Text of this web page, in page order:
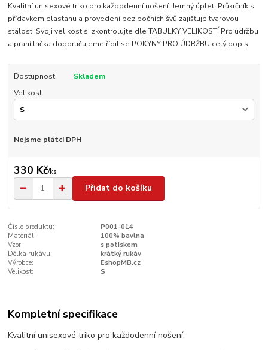
Kvalitní unisexové triko pro každodenní nošení. Jemný úplet. Průkrčník s
přídavkem elastanu a provedení bez bočních švů zajišťuje tvarovou
stálost. Svoji velikost si zkontrolujte dle TABULKY VELIKOSTÍ Pro údržbu
a praní trička doporučujeme řídit se POKYNY PRO ÚDRŽBU celý popis
Dostupnost
Skladem
Velikost
Nejsme plátci DPH
330 Kč/ks
Přidat do košíku
Číslo produktu:
P001-014
Materiál:
100% bavlna
Vzor:
s potiskem
Délka rukávu:
krátký rukáv
Výrobce:
EshopMB.cz
Velikost:
S
Kompletní specifikace
Kvalitní unisexové triko pro každodenní nošení.